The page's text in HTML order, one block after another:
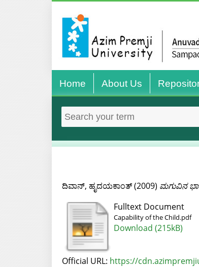
Home About Us
ದಿವಾನ್, ಹೃದಯಕಾಂತ್(2009) ಮಗುವಿನ
Fulltext Document
Capability of the Child.pdf
Download (215kB)
Official URL: https://